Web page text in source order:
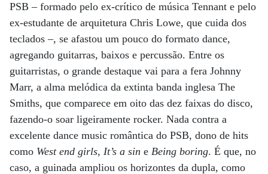
PSB – formado pelo ex-crítico de música Tennant e pelo
ex-estudante de arquitetura Chris Lowe, que cuida dos
teclados –, se afastou um pouco do formato dance,
agregando guitarras, baixos e percussão. Entre os
guitarristas, o grande destaque vai para a fera Johnny
Marr, a alma melódica da extinta banda inglesa The
Smiths, que comparece em oito das dez faixas do disco,
fazendo-o soar ligeiramente rocker. Nada contra a
excelente dance music romântica do PSB, dono de hits
como West end girls, It’s a sin e Being boring. É que, no
caso, a guinada ampliou os horizontes da dupla, como